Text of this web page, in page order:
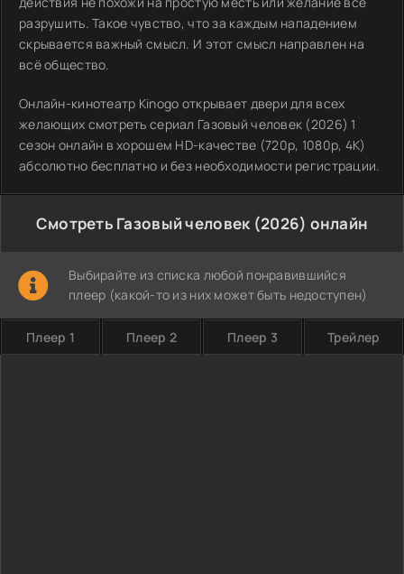
разрушить. Такое чувство, что за каждым нападением
скрывается важный смысл. И этот смысл направлен на
всё общество.
Онлайн-кинотеатр Kinogo открывает двери для всех
желающих смотреть сериал Газовый человек (2026) 1
сезон онлайн в хорошем HD-качестве (720p, 1080p, 4K)
абсолютно бесплатно и без необходимости регистрации.
Смотреть Газовый человек (2026) онлайн
Выбирайте из списка любой понравившийся
плеер (какой-то из них может быть недоступен)
Плеер 1 Плеер 2 Плеер 3 Трейлер